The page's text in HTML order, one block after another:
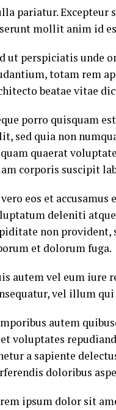
pariatur. Excepteur
mollit anim id
ut perspiciatis unde
totam rem
beatae vitae
porro quisquam
sed quia non
quaerat
corporis suscipit
eos et
deleniti
non
et dolorum fuga.
autem vel eum iure
vel illum
autem
voluptates
a sapiente
doloribus
ipsum dolor sit